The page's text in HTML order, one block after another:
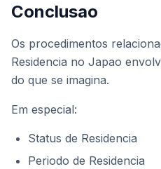
Conclusao
Os procedimentos
Residencia no Japao
do que se imagina.
Em especial:
Status de Residencia
Periodo de Residencia